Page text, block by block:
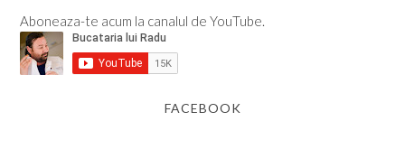
Aboneaza-te acum la canalul de YouTube.
FACEBOOK